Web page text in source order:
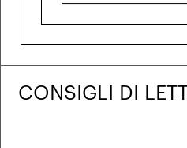
CONSIGLI DI